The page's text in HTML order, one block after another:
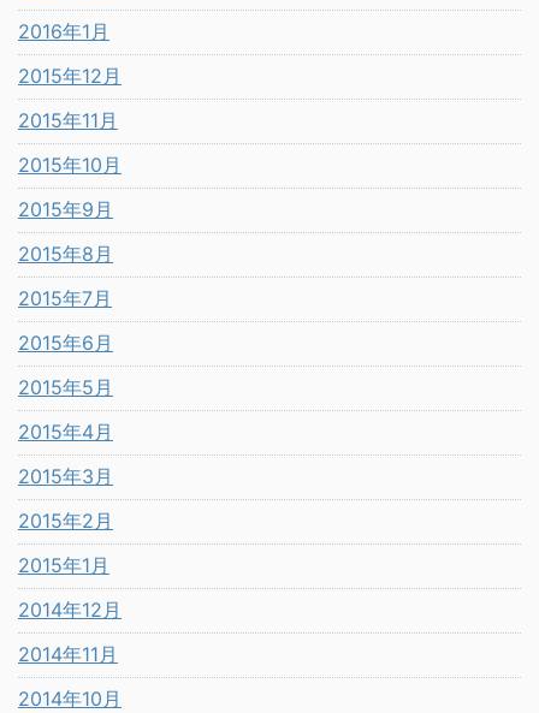
2016年1月
2015年12月
2015年11月
2015年10月
2015年9月
2015年8月
2015年7月
2015年6月
2015年5月
2015年4月
2015年3月
2015年2月
2015年1月
2014年12月
2014年11月
2014年10月